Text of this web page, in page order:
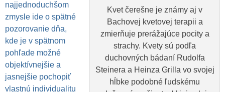
Kvet čerešne je známy aj v
Bachovej kvetovej terapii a
zmierňuje prerážajúce pocity a
strachy. Kvety sú podľa
duchovných bádaní Rudolfa
Steinera a Heinza Grilla vo svojej
hĺbke podobné ľudskému
najjednoduchšom
zmysle ide o spätné
pozorovanie dňa,
kde je v spätnom
pohľade možné
objektívnejšie a
jasnejšie pochopiť
vlastnú individualitu